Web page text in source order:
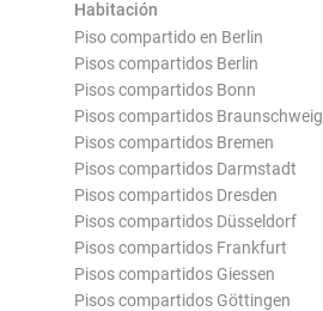
Habitación
Piso compartido en Berlin
Pisos compartidos Berlin
Pisos compartidos Bonn
Pisos compartidos Braunschweig
Pisos compartidos Bremen
Pisos compartidos Darmstadt
Pisos compartidos Dresden
Pisos compartidos Düsseldorf
Pisos compartidos Frankfurt
Pisos compartidos Giessen
Pisos compartidos Göttingen